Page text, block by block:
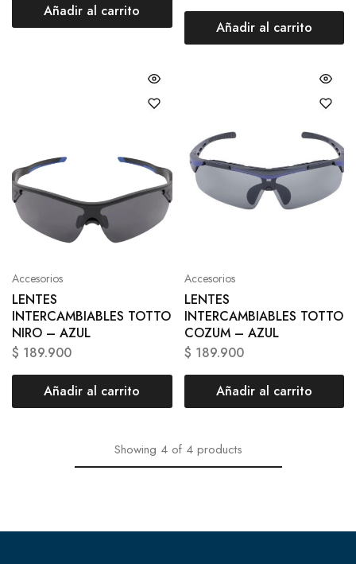
Añadir al carrito
Añadir al carrito
Accesorios
LENTES
INTERCAMBIABLES TOTTO
NIRO – AZUL
$ 189.900
Añadir al carrito
Accesorios
LENTES
INTERCAMBIABLES TOTTO
COZUM – AZUL
$ 189.900
Añadir al carrito
Showing 4 of 4 products